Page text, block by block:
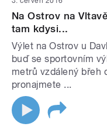
Na Ostrov na
tam kdysi...
Výlet na Ostrov u
buď se sportovním
metrů vzdálený břeh
pronajmete ...